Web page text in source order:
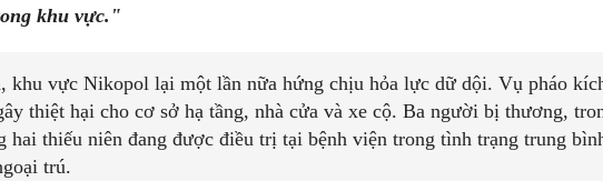
khu vực."
khu vực Nikopol lại một lần nữa hứng chịu hỏa lực dữ dội. Vụ pháo
thiệt hại cho cơ sở hạ tầng, nhà cửa và xe cộ. Ba người bị thương,
hai thiếu niên đang được điều trị tại bệnh viện trong tình trạng trung
trú.